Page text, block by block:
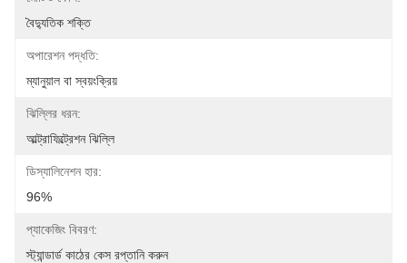
বৈদ্যুতিক শক্তি
অপারেশন পদ্ধতি:
ম্যানুয়াল বা স্বয়ংক্রিয়
ঝিল্লির ধরন:
আল্ট্রাফিল্ট্রেশন ঝিল্লি
ডিস্যালিনেশন হার:
96%
প্যাকেজিং বিবরণ:
স্ট্যান্ডার্ড কাঠের কেস রপ্তানি করুন